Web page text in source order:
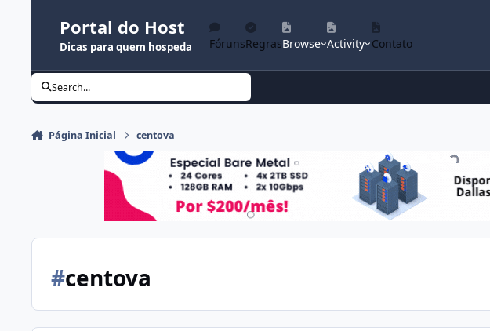
Portal do Host
Dicas para quem hospeda FórunsRegrasBrowse Activity Contato
Search...
Página Inicial centova
#centova